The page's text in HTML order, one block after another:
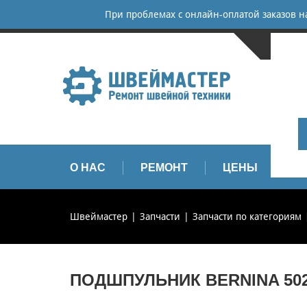
При проблемах с онлайн-оплатой заказов
О НАС РЕМОНТ ЦЕНЫ
Швеймастер Запчасти Запчасти по категориям
ПОДШПУЛЬНИК BERNINA